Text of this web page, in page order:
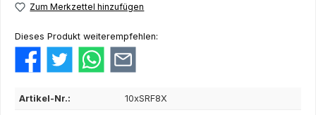
Zum Merkzettel hinzufügen
Dieses Produkt weiterempfehlen:
Artikel-Nr.: 10xSRF8X